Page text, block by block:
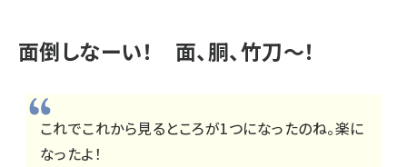
面倒しなーい！ 面、胴、竹刀～！
これでこれから見るところが1つになったのね。楽に
なったよ！